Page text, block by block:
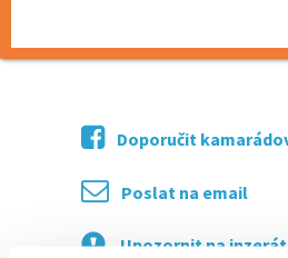
Doporučit
Poslat na email
Upozornit na inzerát